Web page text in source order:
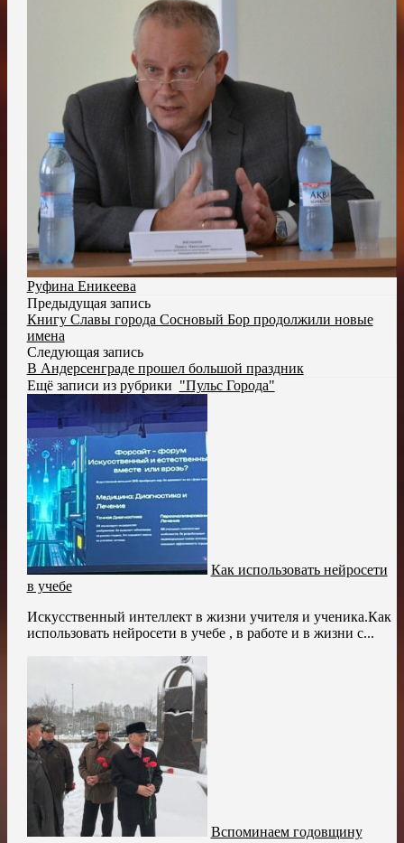
Руфина Еникеева
Предыдущая запись
Книгу Славы города Сосновый Бор продолжили новые
имена
Следующая запись
В Андерсенграде прошел большой праздник
Ещё записи из рубрики "Пульс Города"
Как использовать нейросети
в учебе
Искусственный интеллект в жизни учителя и ученика.Как
использовать нейросети в учебе , в работе и в жизни с...
Вспоминаем годовщину